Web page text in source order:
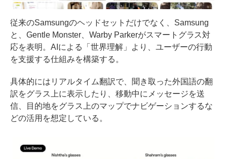
従来のSamsungのヘッドセットだけでなく、Samsung
と、Gentle Monster、Warby Parkerがスマートグラス対
応を表明。AIによる「世界理解」より、ユーザーの行動
を支援する仕組みを構築する。
具体的にはリアルタイム翻訳で、聞き取った外国語の翻
訳をグラス上に表示したり、移動中にメッセージを送
信、目的地をグラス上のマップでナビゲーションするな
どの活用を想定している。